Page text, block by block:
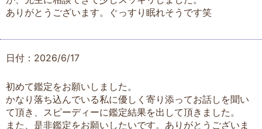
ありがとうございます。ぐっすり眠れそうです笑
日付：2026/6/17
初めて鑑定をお願いしました。
かなり落ち込んでいる私に優しく寄り添ってお話しを聞い
て頂き、スピーディーに鑑定結果を出して頂きました。
また、是非鑑定をお願いしたいです。ありがとうございま